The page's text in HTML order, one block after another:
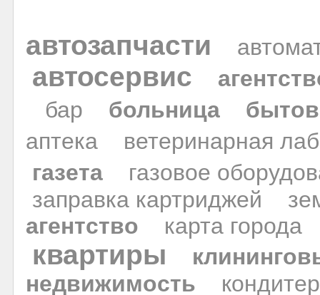
автозапчасти
автосервис
бар
больница
аптека
ветеринарная
газета
газовое
заправка картриджей
агентство
карта города
квартиры
недвижимость